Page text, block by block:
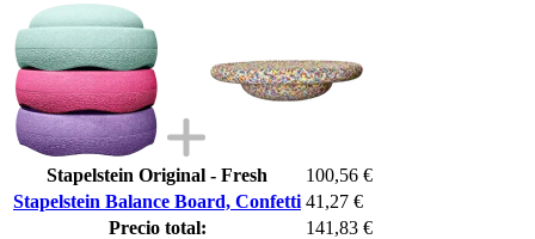
Stapelstein Original - Fresh
100,56 €
Stapelstein Balance Board, Confetti 41,27 €
Precio total:
141,83 €